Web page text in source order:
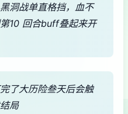
洞战单直格挡，血不
10 回合buff叠起来开
了大历险叁天后会触
局